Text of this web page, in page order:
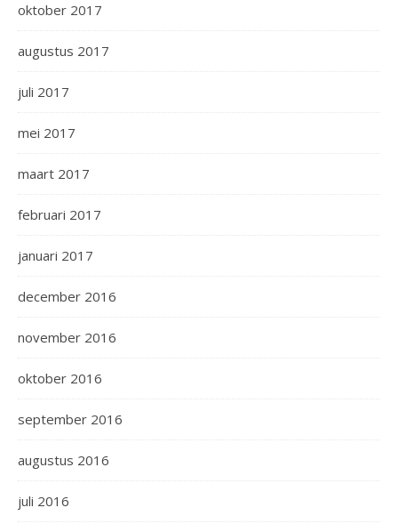
oktober 2017
augustus 2017
juli 2017
mei 2017
maart 2017
februari 2017
januari 2017
december 2016
november 2016
oktober 2016
september 2016
augustus 2016
juli 2016